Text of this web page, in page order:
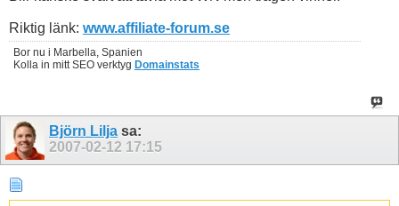
Riktig länk: www.affiliate-forum.se
Bor nu i Marbella, Spanien
Kolla in mitt SEO verktyg Domainstats
Björn Lilja sa:
2007-02-12 17:15